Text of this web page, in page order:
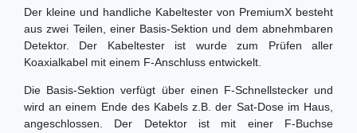
Der kleine und handliche Kabeltester von PremiumX besteht
aus zwei Teilen, einer Basis-Sektion und dem abnehmbaren
Detektor. Der Kabeltester ist wurde zum Prüfen aller
Koaxialkabel mit einem F-Anschluss entwickelt.
Die Basis-Sektion verfügt über einen F-Schnellstecker und
wird an einem Ende des Kabels z.B. der Sat-Dose im Haus,
angeschlossen. Der Detektor ist mit einer F-Buchse